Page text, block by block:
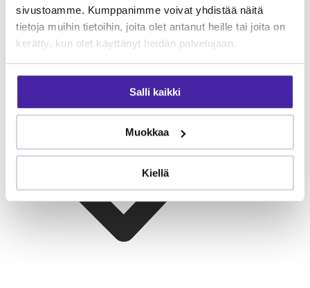
sivustoamme. Kumppanimme voivat yhdistää näitä
tietoja muihin tietoihin, joita olet antanut heille tai joita on
kerätty, kun olet käyttänyt heidän palvelujaan.
Salli kaikki
Muokkaa
Kiellä
tarvitse pitkiä lenkkejä.